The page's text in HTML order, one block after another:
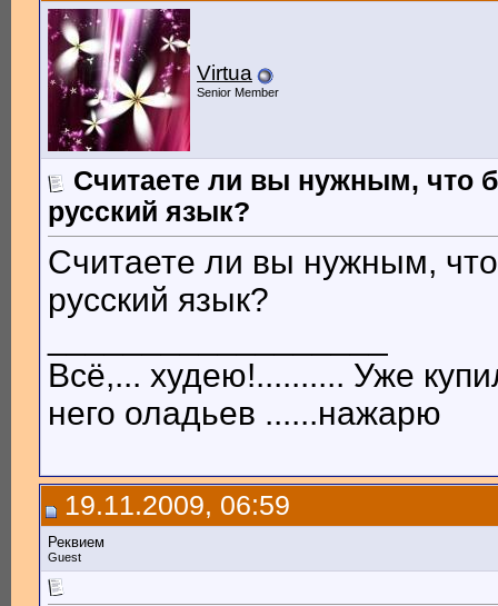
Virtua
Senior Member
Считаете ли вы нужным, что
русский язык?
Считаете ли вы нужным,
русский язык?
Всё,... худею!.......... Уже
него оладьев ......нажарю
19.11.2009, 06:59
Реквием
Guest